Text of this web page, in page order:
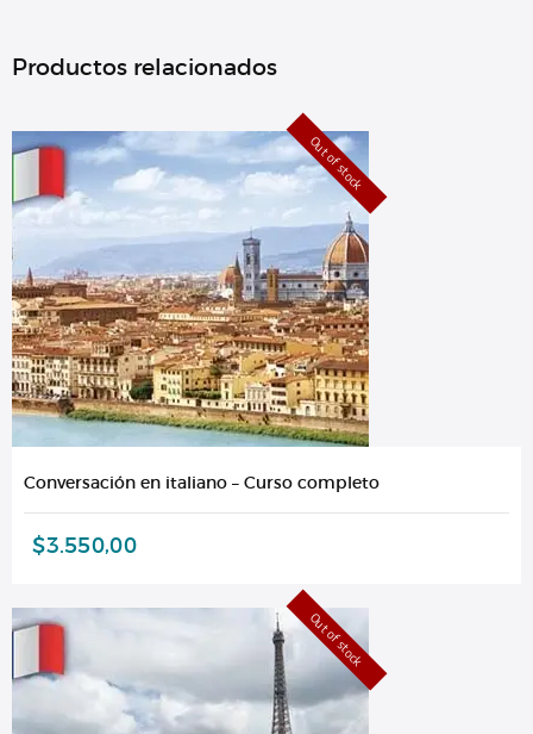
Productos relacionados
Out of stock
Conversación en italiano – Curso completo
$3.550,00
Out of stock